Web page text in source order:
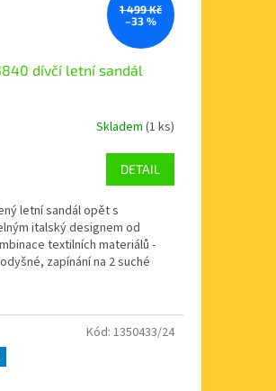
1 499 Kč
–33 %
dívčí letní sandál
Skladem (1 ks)
DETAIL
letní sandál opět s
italský designem od
textilních materiálů -
zapínání na 2 suché
Kód: 1350433/24